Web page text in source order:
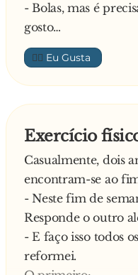
- Bolas, mas é
gosto…
👍🏼
Exercício
Casualmente, dois
encontram-se ao
- Neste fim de
Responde o outro
- E faço isso todos
reformei.